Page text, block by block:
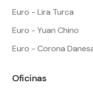
Euro - Lira Turca
Euro - Yuan Chino
Euro - Corona
Oficinas